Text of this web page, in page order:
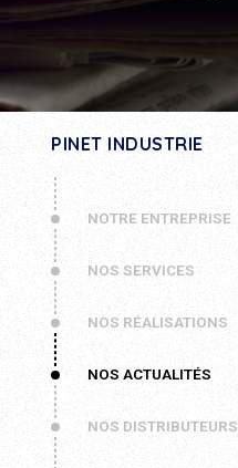
PINET INDUSTRIE
NOTRE ENTREPRISE
NOS SERVICES
NOS RÉALISATIONS
NOS ACTUALITÉS
NOS DISTRIBUTEURS